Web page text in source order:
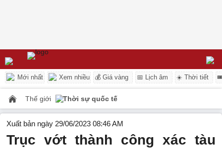
Mới nhất Xem nhiều 💰 Giá vàng 📅 Lịch âm ☀️ Thời tiết
Thế giới Thời sự quốc tế
Xuất bản ngày 29/06/2023 08:46 AM
Trục vớt thành công xác tàu